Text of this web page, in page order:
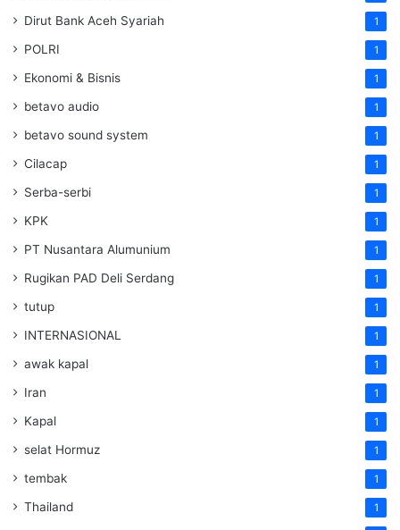
Dirut Bank Aceh Syariah 1
POLRI 1
Ekonomi & Bisnis 1
betavo audio 1
betavo sound system 1
Cilacap 1
Serba-serbi 1
KPK 1
PT Nusantara Alumunium 1
Rugikan PAD Deli Serdang 1
tutup 1
INTERNASIONAL 1
awak kapal 1
Iran 1
Kapal 1
selat Hormuz 1
tembak 1
Thailand 1